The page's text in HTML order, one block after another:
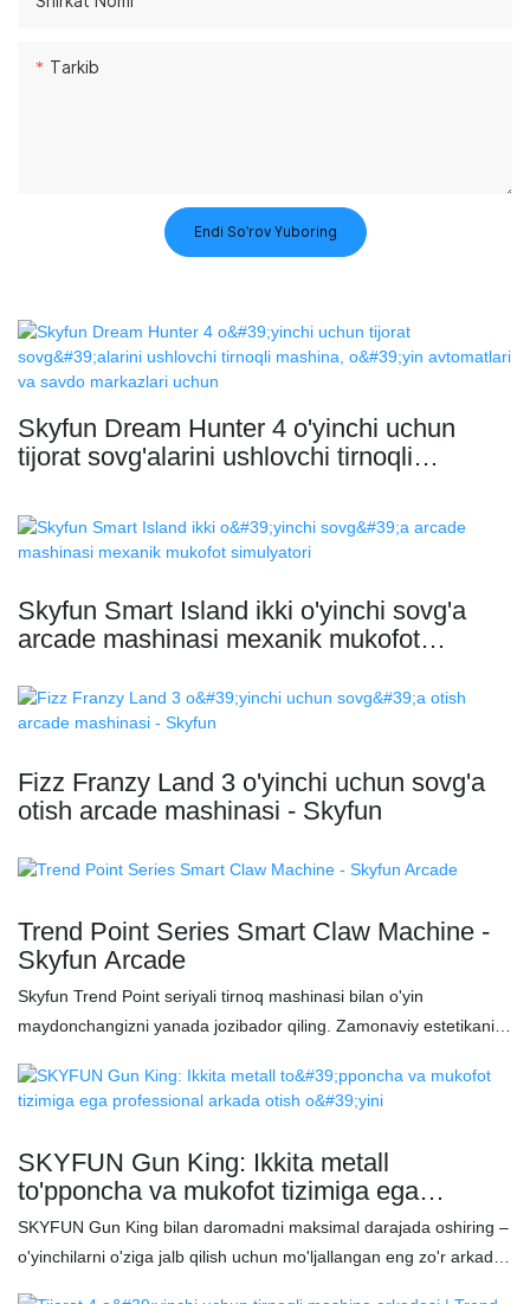
Tarkib
Endi So'rov Yuboring
Skyfun Dream Hunter 4 o'yinchi uchun
tijorat sovg'alarini ushlovchi tirnoqli
markazlari uchun
Skyfun Smart Island ikki o'yinchi sovg'a
arcade mashinasi mexanik mukofot
Fizz Franzy Land 3 o'yinchi uchun sovg'a
otish arcade mashinasi - Skyfun
Trend Point Series Smart Claw Machine -
Skyfun Arcade
Skyfun Trend Point seriyali tirnoq mashinasi bilan o'yin
maydonchangizni yanada jozibador qiling. Zamonaviy estetikani
moslashuvchan tirnoq kuchini sozlash imkonini beruvchi aqlli
anakart va o'yinchilarning o'zaro ta'sirini maksimal darajada
ega.
SKYFUN Gun King: Ikkita metall
to'pponcha va mukofot tizimiga ega
professional arkada otish o'yini
SKYFUN Gun King bilan daromadni maksimal darajada oshiring –
o'yinchilarni o'ziga jalb qilish uchun mo'ljallangan eng zo'r arkada